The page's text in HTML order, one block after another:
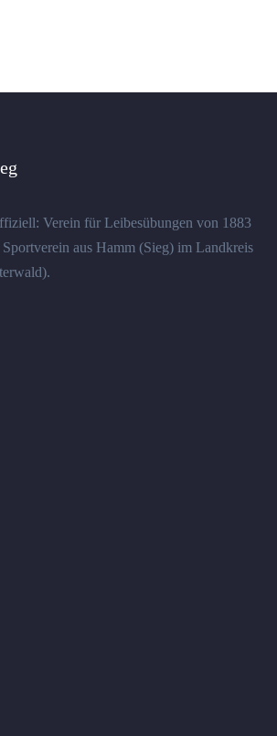
Verein für Leibesübungen von 1883
aus Hamm (Sieg) im Landkreis